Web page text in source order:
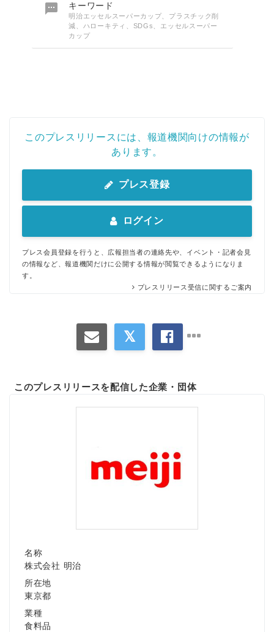
 キーワード
明治エッセルスーパーカップ、プラスチック削
減、ハローキティ、SDGs、エッセルスーパー
カップ
このプレスリリースには、報道機関向けの情報が
あります。
プレス登録
ログイン
プレス会員登録を行うと、広報担当者の連絡先や、イベント・記者会見
の情報など、報道機関だけに公開する情報が閲覧できるようになりま
す。
プレスリリース受信に関するご案内
このプレスリリースを配信した企業・団体
名称
株式会社 明治
所在地
東京都
業種
食料品